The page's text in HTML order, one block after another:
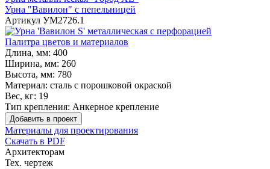
Урна "Вавилон" с пепельницей
Артикул УМ2726.1
Палитра цветов и материалов
Длина, мм: 400
Ширина, мм: 260
Высота, мм: 780
Материал: сталь с порошковой окраской
Вес, кг: 19
Тип крепления: Анкерное крепление
Добавить в проект
Материалы для проектирования
Скачать в PDF
Архитекторам
Тех. чертеж